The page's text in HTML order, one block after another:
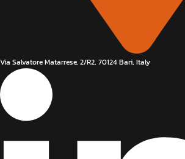
Via Salvatore Matarrese, 2/R2, 70124 Bari, Italy